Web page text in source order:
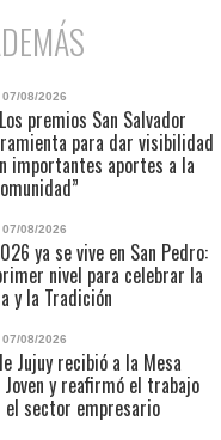
07/08/2026
premios San Salvador
para dar visibilidad
importantes aportes a la
07/08/2026
ya se vive en San Pedro:
nivel para celebrar la
y la Tradición
07/08/2026
Jujuy recibió a la Mesa
Joven y reafirmó el trabajo
el sector empresario